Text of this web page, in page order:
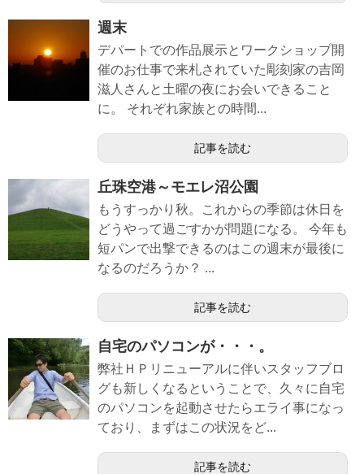
週末
デパートでの作品展示とワークショップ開
催のお仕事で来札されていた彫刻家の吉岡
滋人さんと土曜の夜にお会いできること
に。 それぞれ家族との時間...
記事を読む
丘珠空港～モエレ沼公園
もうすっかり秋。これからの季節は休日を
どうやって過ごすかが問題になる。 今年も
短パンで出撃できるのはこの週末が最後に
なるのだろうか？ ...
記事を読む
自宅のパソコンが・・・。
弊社ＨＰリニューアルに伴いスタッフブロ
グも新しくなるということで、久々に自宅
のパソコンを起動させたらエライ事になっ
ており、まずはこの状況をど...
記事を読む